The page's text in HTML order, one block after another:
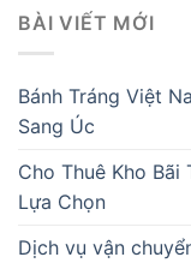
BÀI VIẾT MỚI
Bánh Tráng Việt
Sang Úc
Cho Thuê Kho Bãi
Lựa Chọn
Dịch vụ vận